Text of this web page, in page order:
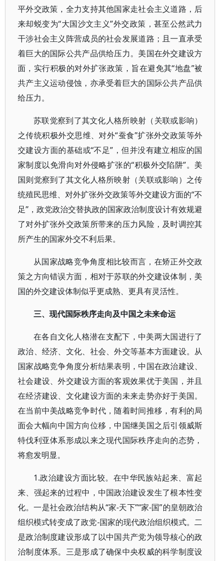
平外交政策，全力支持其他国家走社会主义道路，后
来却蜕变为“大国沙文主义”外交政策，甚至公然武力
干涉社会主义阵营成员的社会发展道路；且一直承受
着巨大的国际公共产品供给压力。美国在外交建设方
面，实行积极的对外扩张政策，旨在避免其“地盘”被
共产主义运动侵蚀，亦承受着巨大的国际公共产品供
给压力。
苏联觉察到了其文化人格所映射（关联或影响）
之传统积极外交思维、对外“蚕食”扩张外交政策等外
交建设方面的基础或“不足”，但并没有建立相应的国
家制度以免滑向对外侵略扩张的“积极外交陷阱”。美
国则觉察到了其文化人格所映射（关联或影响）之传
统殖民思维、对外扩张外交政策等外交建设方面的“不
足”，政党政治交替执政的国家政治制度设计有效规避
了对外扩张外交政策所带来的压力风险，及时调控其
所产生的国家外交不利后果。
从国家战略竞争角度相比较而言，在矫正外交政
策之方向错误方面，相对于苏联的外交建设体制，美
国的外交建设体制似乎更成熟、更具有灵活性。
三、现代国际秩序走向及中国之未来命运
在各自文化人格潜在支配下，中美两大国进行了
政治、经济、文化、社会、外交等基本方面建设。从
国家战略竞争角度分析结果表明，中国在政治建设、
社会建设、外交建设方面的客观效果优于美国，并且
在经济建设、文化建设方面的未来走势亦好于美国。
在当前中美战略竞争时代，随着时间推移，有利的局
面会大幅向中国方向位移，中国继美国之后引领威斯
特伐利亚体系形成以来之现代国际秩序走向的态势，
将愈发明显。
1.政治建设方面比较。在中华民族站起来、富起
来、强起来的过程中，中国政治建设发生了根本性变
化。一是社会政治结构从“家-天下”“家-国”的皇朝政治
组织模式转变成了政党-国家的现代政治组织模式。二
是政治制度建设形成了以中国共产党为领导核心的政
治制度体系。三是形成了确保中央权威的科学制度设